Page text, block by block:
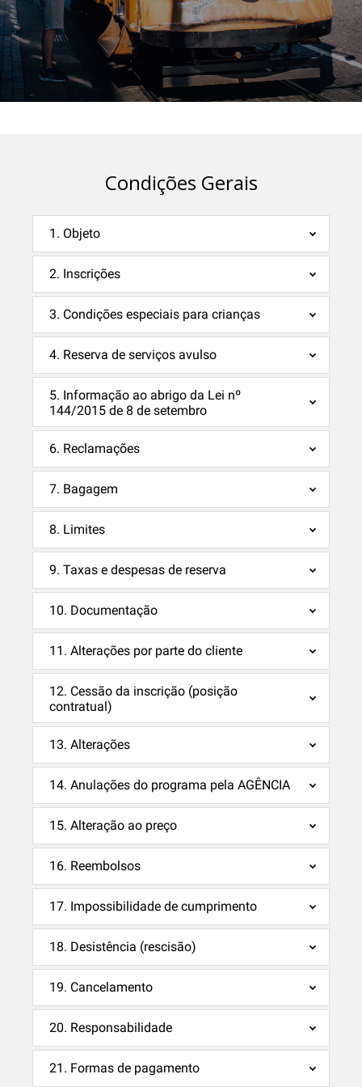
Condições Gerais
1. Objeto
2. Inscrições
3. Condições especiais para crianças
4. Reserva de serviços avulso
5. Informação ao abrigo da Lei nº
144/2015 de 8 de setembro
6. Reclamações
7. Bagagem
8. Limites
9. Taxas e despesas de reserva
10. Documentação
11. Alterações por parte do cliente
12. Cessão da inscrição (posição
contratual)
13. Alterações
14. Anulações do programa pela AGÊNCIA
15. Alteração ao preço
16. Reembolsos
17. Impossibilidade de cumprimento
18. Desistência (rescisão)
19. Cancelamento
20. Responsabilidade
21. Formas de pagamento